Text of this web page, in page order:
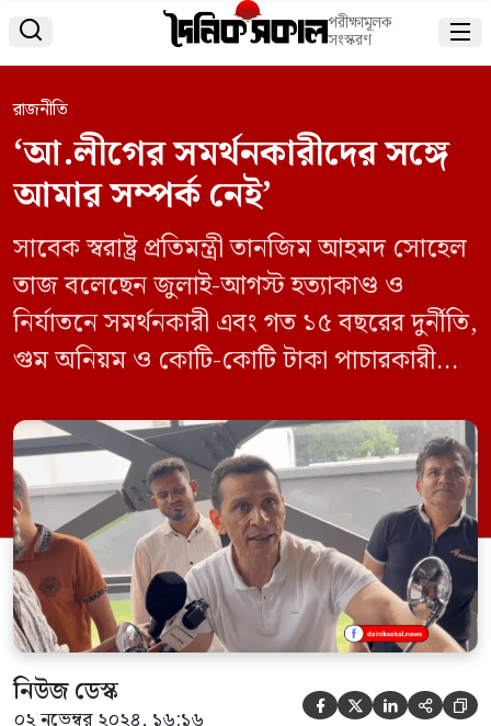
 পরীক্ষামূলক
সংস্করণ 
রাজনীতি
‘আ.লীগের সমর্থনকারীদের সঙ্গে
আমার সম্পর্ক নেই’
সাবেক স্বরাষ্ট্র প্রতিমন্ত্রী তানজিম আহমদ সোহেল
তাজ বলেছেন জুলাই-আগস্ট হত্যাকাণ্ড ও
নির্যাতনে সমর্থনকারী এবং গত ১৫ বছরের দুর্নীতি,
গুম অনিয়ম ও কোটি-কোটি টাকা পাচারকারীদের
সম্প্রতি গণমাধ্যমকে এসব কথা বলেন তিনি।
তিনি বলেন, দেশ থেকে লক্ষ-লক্ষ কোটি-কোটি
টাকা পাচার, কীভাবে দেশটাকে ধ্বংসের পথে
নিয়ে যাওয়া হয়েছে, তা আমরা স্বচক্ষে দেখেছি।
[…]
নিউজ ডেস্ক
০২ নভেম্বর ২০২৪, ১৬:১৬     